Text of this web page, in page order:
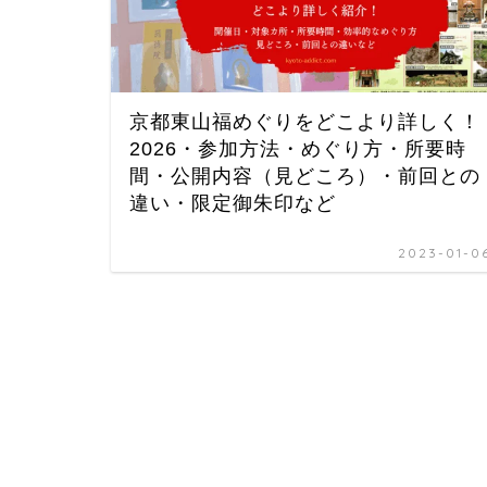
京都東山福めぐりをどこより詳しく！
2026・参加方法・めぐり方・所要時
間・公開内容（見どころ）・前回との
違い・限定御朱印など
2023-01-